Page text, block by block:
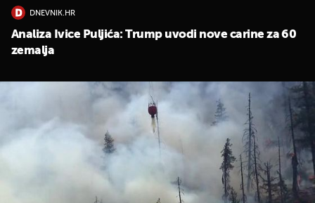
DNEVNIK.HR
Analiza Ivice Puljića: Trump uvodi nove carine za 60
zemalja